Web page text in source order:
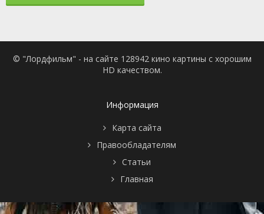
© "Лордфильм" - на сайте 128942 кино картины с хорошим
HD качеством.
Информация
Карта сайта
Правообладателям
Статьи
Главная